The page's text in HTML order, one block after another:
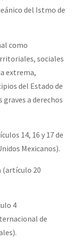
del Istmo de
como
sociales
extrema,
del Estado de
a derechos
14, 16 y 17 de
Mexicanos).
(artículo 20
4
de